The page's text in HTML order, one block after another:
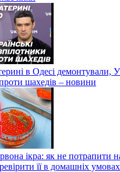
в Одесі демонтували,
шахедів – новини
ікра: як не потрапити
її в домашніх умовах